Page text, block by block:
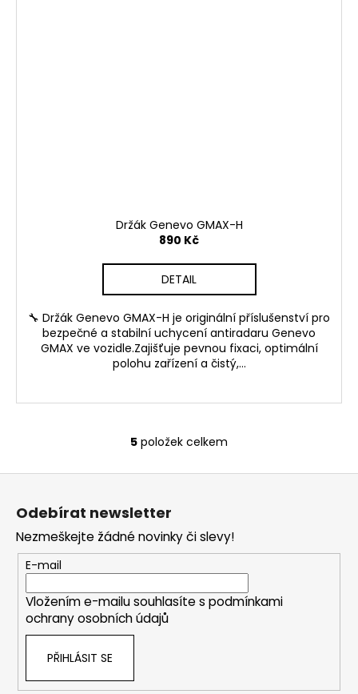
Držák Genevo GMAX-H
890 Kč
DETAIL
🔧 Držák Genevo GMAX-H je originální příslušenství pro
bezpečné a stabilní uchycení antiradaru Genevo
GMAX ve vozidle.Zajišťuje pevnou fixaci, optimální
polohu zařízení a čistý,...
O
v
a
c
í
p
r
5 položek celkem
Odebírat newsletter
Nezmeškejte žádné novinky či slevy!
E-mail
Vložením e-mailu souhlasíte s podmínkami
ochrany osobních údajů
PŘIHLÁSIT SE